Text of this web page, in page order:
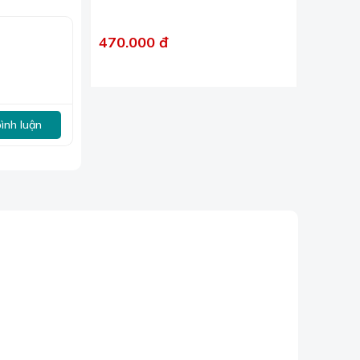
cho
chúng tôi.
luận
470.000 đ